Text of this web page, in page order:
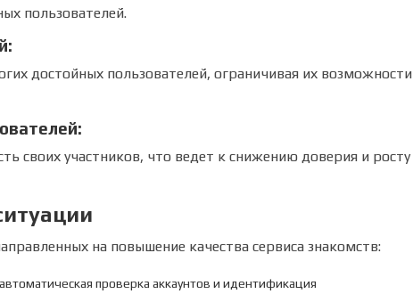
пользователей.
достойных пользователей, ограничивая их возможности
своих участников, что ведет к снижению доверия и росту
на повышение качества сервиса знакомств:
проверка аккаунтов и идентификация